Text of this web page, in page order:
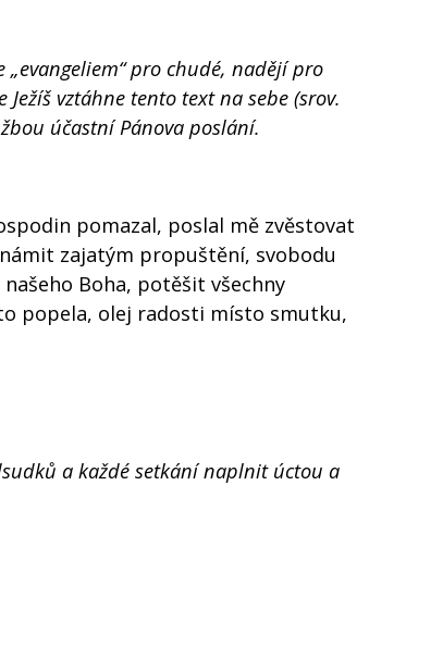
pro chudé, nadějí pro
vztáhne tento text na sebe (srov.
účastní Pánova poslání.
pomazal, poslal mě zvěstovat
zajatým propuštění, svobodu
Boha, potěšit všechny
popela, olej radosti místo smutku,
a každé setkání naplnit úctou a